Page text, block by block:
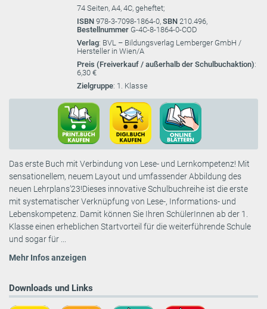
74 Seiten, A4, 4C, geheftet;
ISBN 978-3-7098-1864-0, SBN 210.496,
Bestellnummer G-4C-8-1864-0-COD
Verlag: BVL – Bildungsverlag Lemberger GmbH /
Hersteller in Wien/A
Preis (Freiverkauf / außerhalb der Schulbuchaktion):
6,30 €
Zielgruppe: 1. Klasse
Das erste Buch mit Verbindung von Lese- und Lernkompetenz! Mit
sensationellem, neuem Layout und umfassender Abbildung des
neuen Lehrplans’23!Dieses innovative Schulbuchreihe ist die erste
mit systematischer Verknüpfung von Lese-, Informations- und
Lebenskompetenz. Damit können Sie Ihren SchülerInnen ab der 1.
Klasse einen erheblichen Startvorteil für die weiterführende Schule
und sogar für ...
Mehr Infos anzeigen
Downloads und Links